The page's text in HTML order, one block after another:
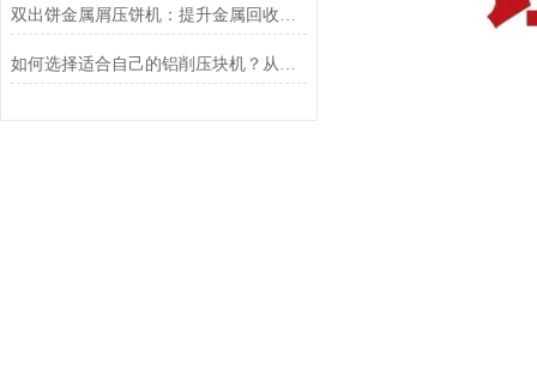
双出饼金属屑压饼机：提升金属回收效率的利器
如何选择适合自己的铝削压块机？从产能到效益，这篇选购指南给你讲透